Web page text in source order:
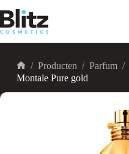
naar
de
Home
/ Producten / Parfum /
Montale Pure gold